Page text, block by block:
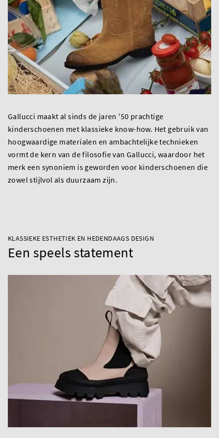
Gallucci maakt al sinds de jaren '50 prachtige
kinderschoenen met klassieke know-how. Het gebruik van
hoogwaardige materialen en ambachtelijke technieken
vormt de kern van de filosofie van Gallucci, waardoor het
merk een synoniem is geworden voor kinderschoenen die
zowel stijlvol als duurzaam zijn.
KLASSIEKE ESTHETIEK EN HEDENDAAGS DESIGN
Een speels statement